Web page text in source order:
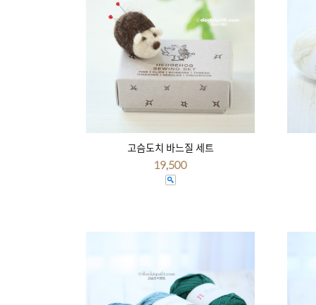
고슴도치 바느질 세트
19,500